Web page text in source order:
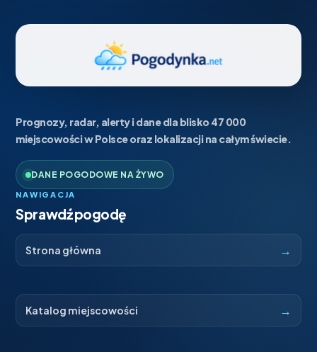
Prognozy, radar, alerty i dane dla blisko 47 000
miejscowości w Polsce oraz lokalizacji na całym świecie.
DANE POGODOWE NA ŻYWO
NAWIGACJA
Sprawdź pogodę
Strona główna →
Katalog miejscowości →